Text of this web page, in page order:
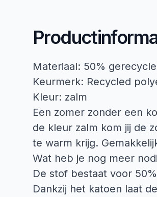
Materiaal: 50%
Keurmerk: Recycled
Kleur: zalm
Een zomer zonder een
de kleur zalm kom jij de
te warm krijg.
Wat heb je nog meer
De stof bestaat voor
Dankzij het katoen laat